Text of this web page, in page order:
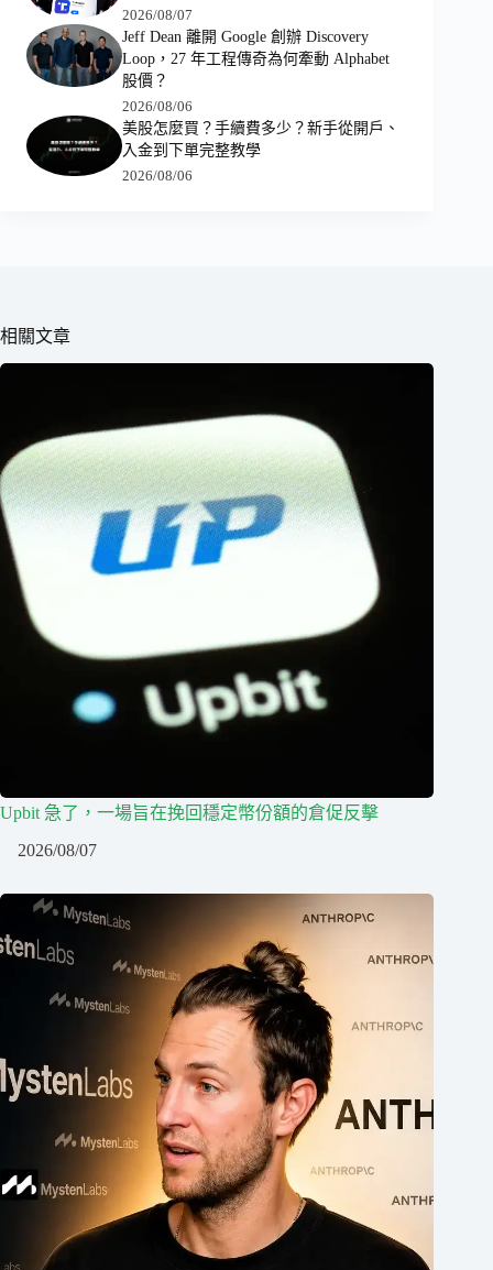
2026/08/07
Jeff Dean 離開 Google 創辦 Discovery
Loop，27 年工程傳奇為何牽動 Alphabet
股價？
2026/08/06
美股怎麼買？手續費多少？新手從開戶、
入金到下單完整教學
2026/08/06
相關文章
Upbit 急了，一場旨在挽回穩定幣份額的倉促反擊
2026/08/07